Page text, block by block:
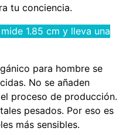
tu conciencia.
1.85 cm y lleva una
para hombre se
No se añaden
proceso de producción.
pesados. Por eso es
más sensibles.